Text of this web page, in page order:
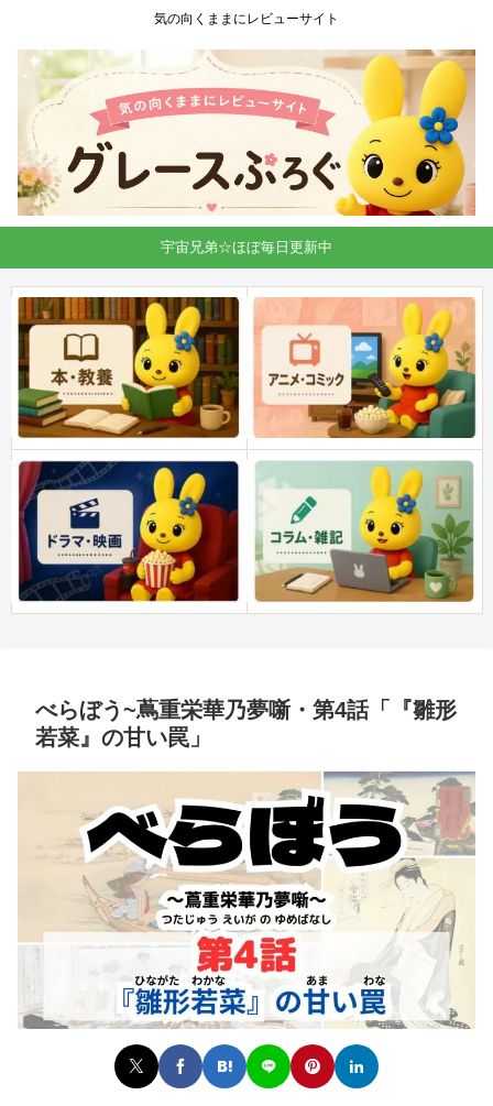
気の向くままにレビューサイト
宇宙兄弟☆ほぼ毎日更新中
べらぼう~蔦重栄華乃夢噺・第4話「『雛形
若菜』の甘い罠」